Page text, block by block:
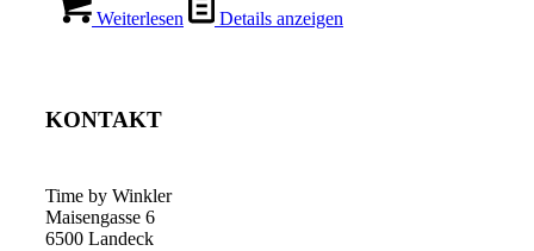
Weiterlesen Details anzeigen
KONTAKT
Time by Winkler
Maisengasse 6
6500 Landeck